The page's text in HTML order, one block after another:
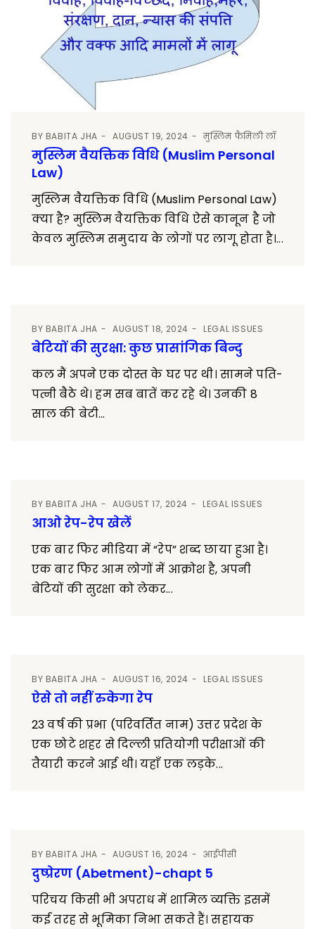
BY BABITA JHA AUGUST 19, 2024 मुस्लिम फैमिली लॉ
मुस्लिम वैयक्तिक विधि (Muslim Personal
Law)
मुस्लिम वैयक्तिक विधि (Muslim Personal Law)
क्या है? मुस्लिम वैयक्तिक विधि ऐसे कानून है जो
केवल मुस्लिम समुदाय के लोगों पर लागू होता है।...
BY BABITA JHA AUGUST 18, 2024 LEGAL ISSUES
बेटियों की सुरक्षा: कुछ प्रासांगिक बिन्दु
कल मैं अपने एक दोस्त के घर पर थी। सामने पति-
पत्नी बैठे थे। हम सब बातें कर रहे थे। उनकी 8
साल की बेटी...
BY BABITA JHA AUGUST 17, 2024 LEGAL ISSUES
आओ रेप-रेप खेलें
एक बार फिर मीडिया में “रेप” शब्द छाया हुआ है।
एक बार फिर आम लोगों में आक्रोश है, अपनी
बेटियों की सुरक्षा को लेकर...
BY BABITA JHA AUGUST 16, 2024 LEGAL ISSUES
ऐसे तो नहीं रुकेगा रेप
23 वर्ष की प्रभा (परिवर्तित नाम) उत्तर प्रदेश के
एक छोटे शहर से दिल्ली प्रतियोगी परीक्षाओं की
तैयारी करने आई थी। यहाँ एक लड़के...
BY BABITA JHA AUGUST 16, 2024 आईपीसी
दुष्प्रेरण (Abetment)-chapt 5
परिचय किसी भी अपराध में शामिल व्यक्ति इसमें
कई तरह से भूमिका निभा सकते हैं। सहायक